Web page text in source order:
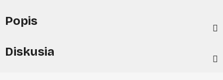
Popis
Diskusia